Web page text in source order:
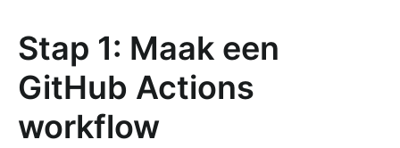
Stap 1: Maak een
GitHub Actions
workflow